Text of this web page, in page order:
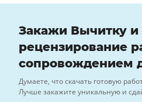
Закажи Вычитку и
рецензирование
сопровождением
Думаете, что скачать готовую
Лучше закажите уникальную и